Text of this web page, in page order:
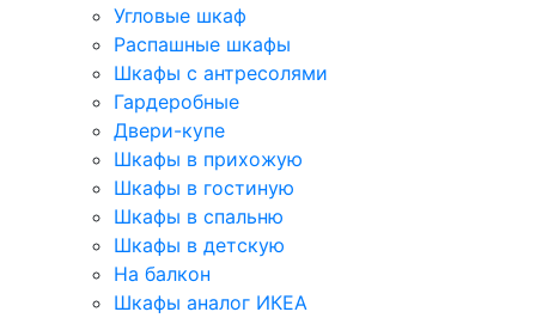
Угловые шкаф
Распашные шкафы
Шкафы с антресолями
Гардеробные
Двери-купе
Шкафы в прихожую
Шкафы в гостиную
Шкафы в спальню
Шкафы в детскую
На балкон
Шкафы аналог ИКЕА